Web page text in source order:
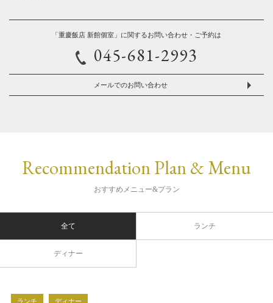
「重慶飯店 新館個室」に関するお問い合わせ・ご予約は
045-681-2993
メールでのお問い合わせ
Recommendation Plan & Menu
おすすめメニュー&プラン
全て ランチ
ディナー
ランチ ディナー